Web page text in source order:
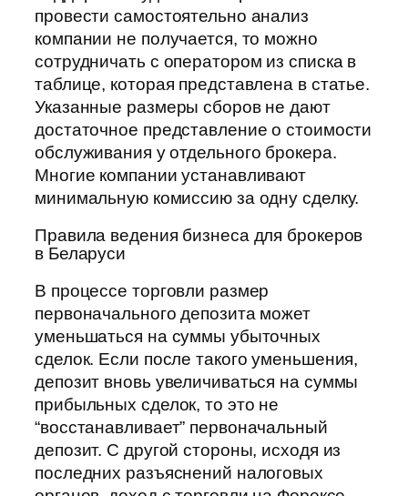
провести самостоятельно анализ
компании не получается, то можно
сотрудничать с оператором из списка в
таблице, которая представлена в статье.
Указанные размеры сборов не дают
достаточное представление о стоимости
обслуживания у отдельного брокера.
Многие компании устанавливают
минимальную комиссию за одну сделку.
Правила ведения бизнеса для брокеров
в Беларуси
В процессе торговли размер
первоначального депозита может
уменьшаться на суммы убыточных
сделок. Если после такого уменьшения,
депозит вновь увеличиваться на суммы
прибыльных сделок, то это не
“восстанавливает” первоначальный
депозит. С другой стороны, исходя из
последних разъяснений налоговых